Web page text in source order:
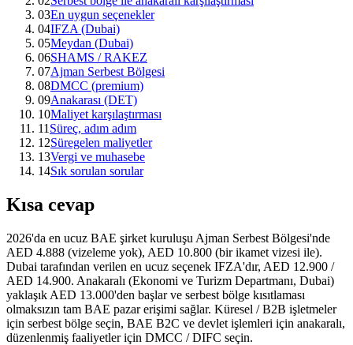
03En uygun seçenekler
04IFZA (Dubai)
05Meydan (Dubai)
06SHAMS / RAKEZ
07Ajman Serbest Bölgesi
08DMCC (premium)
09Anakarası (DET)
10Maliyet karşılaştırması
11 Süreç, adım adım
12Süregelen maliyetler
13Vergi ve muhasebe
14Sık sorulan sorular
Kısa cevap
2026'da en ucuz BAE şirket kuruluşu Ajman Serbest Bölgesi'nde
AED 4.888 (vizeleme yok), AED 10.800 (bir ikamet vizesi ile).
Dubai tarafından verilen en ucuz seçenek IFZA'dır, AED 12.900 /
AED 14.900. Anakaralı (Ekonomi ve Turizm Departmanı, Dubai)
yaklaşık AED 13.000'den başlar ve serbest bölge kısıtlaması
olmaksızın tam BAE pazar erişimi sağlar. Küresel / B2B işletmeler
için serbest bölge seçin, BAE B2C ve devlet işlemleri için anakaralı,
düzenlenmiş faaliyetler için DMCC / DIFC seçin.